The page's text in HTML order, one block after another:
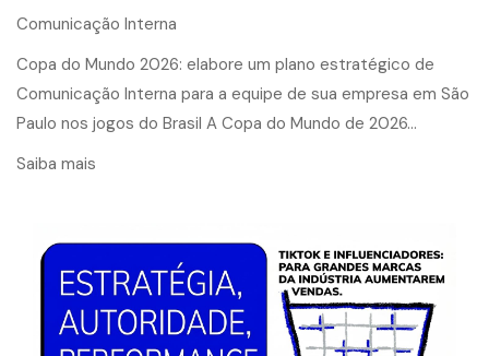
Comunicação Interna
Copa do Mundo 2026: elabore um plano estratégico de
Comunicação Interna para a equipe de sua empresa em São
Paulo nos jogos do Brasil A Copa do Mundo de 2026…
Saiba mais